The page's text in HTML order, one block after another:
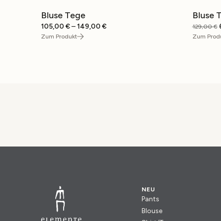
SALE
Bluse Tege
105,00€–149,00€Preisspanne:
Zum Produkt
SALE
Bluse
129,00€
Zum
NEU
Pants
Blouse